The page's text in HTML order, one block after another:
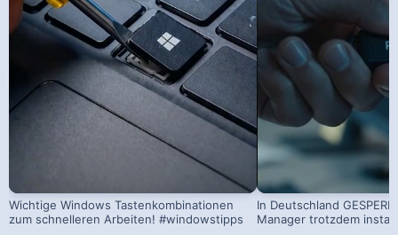
Wichtige Windows Tastenkombinationen
zum schnelleren Arbeiten! #windowstipps
In Deutschland
Manager trotzdem